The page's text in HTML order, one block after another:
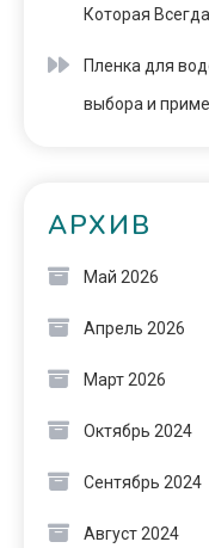
Которая
Пленка для
выбора и
АРХИВ
Май 2026
Апрель 2026
Март 2026
Октябрь 2024
Сентябрь 2024
Август 2024